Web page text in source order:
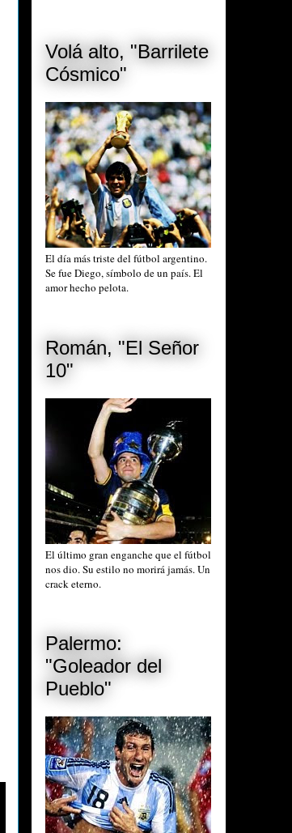
Volá alto, "Barrilete
Cósmico"
El día más triste del fútbol argentino.
Se fue Diego, símbolo de un país. El
amor hecho pelota.
Román, "El Señor
10"
El último gran enganche que el fútbol
nos dio. Su estilo no morirá jamás. Un
crack eterno.
Palermo:
"Goleador del
Pueblo"